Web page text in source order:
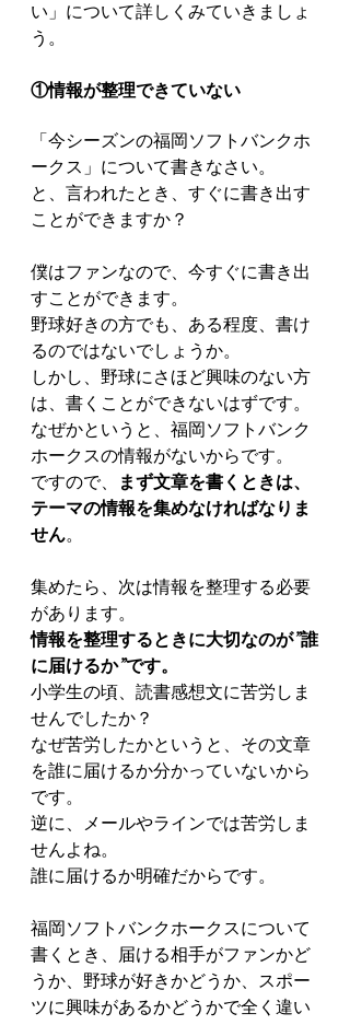
い」について詳しくみていきましょ
う。
①情報が整理できていない
「今シーズンの福岡ソフトバンクホ
ークス」について書きなさい。
と、言われたとき、すぐに書き出す
ことができますか？
僕はファンなので、今すぐに書き出
すことができます。
野球好きの方でも、ある程度、書け
るのではないでしょうか。
しかし、野球にさほど興味のない方
は、書くことができないはずです。
なぜかというと、福岡ソフトバンク
ホークスの情報がないからです。
ですので、
まず文章を書くときは、
テーマの情報を集めなければなりま
せん。
集めたら、次は情報を整理する必要
があります。
情報を整理するときに大切なのが”誰
に届けるか”です。
小学生の頃、読書感想文に苦労しま
せんでしたか？
なぜ苦労したかというと、その文章
を誰に届けるか分かっていないから
です。
逆に、メールやラインでは苦労しま
せんよね。
誰に届けるか明確だからです。
福岡ソフトバンクホークスについて
書くとき、届ける相手がファンかど
うか、野球が好きかどうか、スポー
ツに興味があるかどうかで全く違い